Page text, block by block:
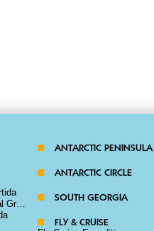
Gran Continente Blanco?
ANTARCTIC PENINSULA
ANTARCTIC CIRCLE
SOUTH GEORGIA
FLY & CRUISE